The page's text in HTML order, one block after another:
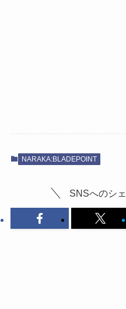
NARAKA:BLADEPOINT
SNSへのシ